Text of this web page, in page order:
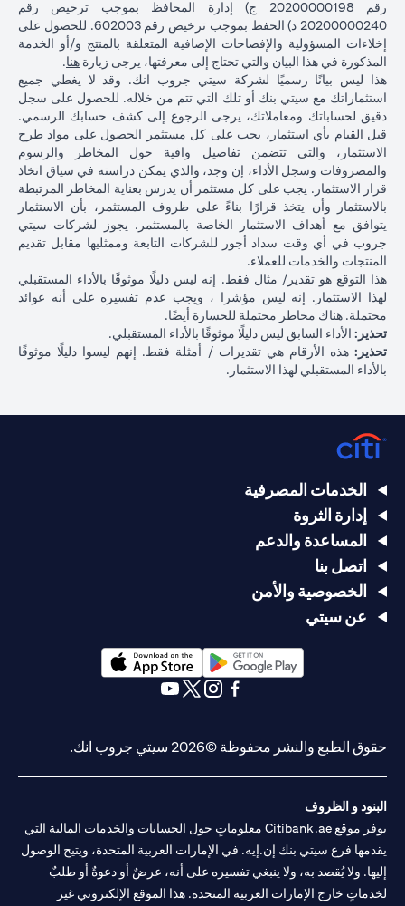
رقم 20200000198 ج) إدارة المحافظ بموجب ترخيص رقم
20200000240 د) الحفظ بموجب ترخيص رقم 602003. للحصول على
إخلاءات المسؤولية والإفصاحات الإضافية المتعلقة بالمنتج و/أو الخدمة
المذكورة في هذا البيان والتي تحتاج إلى معرفتها، يرجى زيارة هنا.
هذا ليس بيانًا رسميًا لشركة سيتي جروب انك. وقد لا يغطي جميع
استثماراتك مع سيتي بنك أو تلك التي تتم من خلاله. للحصول على سجل
دقيق لحساباتك ومعاملاتك، يرجى الرجوع إلى كشف حسابك الرسمي.
قبل القيام بأي استثمار، يجب على كل مستثمر الحصول على مواد طرح
الاستثمار، والتي تتضمن تفاصيل وافية حول المخاطر والرسوم
والمصروفات وسجل الأداء، إن وجد، والذي يمكن دراسته في سياق اتخاذ
قرار الاستثمار. يجب على كل مستثمر أن يدرس بعناية المخاطر المرتبطة
بالاستثمار وأن يتخذ قرارًا بناءً على ظروف المستثمر، بأن الاستثمار
يتوافق مع أهداف الاستثمار الخاصة بالمستثمر. يجوز لشركات سيتي
جروب في أي وقت سداد أجور للشركات التابعة وممثليها مقابل تقديم
المنتجات والخدمات للعملاء.
هذا التوقع هو تقدير/ مثال فقط. إنه ليس دليلًا موثوقًا بالأداء المستقبلي
لهذا الاستثمار. إنه ليس مؤشرا ، ويجب عدم تفسيره على أنه عوائد
محتملة. هناك مخاطر محتملة للخسارة أيضًا.
تحذير: الأداء السابق ليس دليلًا موثوقًا بالأداء المستقبلي.
تحذير: هذه الأرقام هي تقديرات / أمثلة فقط. إنهم ليسوا دليلًا موثوقًا
بالأداء المستقبلي لهذا الاستثمار.
الخدمات المصرفية
إدارة الثروة
المساعدة والدعم
اتصل بنا
الخصوصية والأمن
عن سيتي
(opens in a new tab)
حقوق الطبع والنشر محفوظة ©2026 سيتي جروب انك.
البنود و الظروف
يوفر موقع Citibank.ae معلوماتٍ حول الحسابات والخدمات المالية التي
يقدمها فرع سيتي بنك إن.إيه. في الإمارات العربية المتحدة، ويتيح الوصول
إليها. ولا يُقصد به، ولا ينبغي تفسيره على أنه، عرضٌ أو دعوةٌ أو طلبٌ
لخدماتٍ خارج الإمارات العربية المتحدة. هذا الموقع الإلكتروني غير